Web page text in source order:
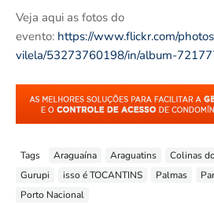
Veja aqui as fotos do
evento: https://www.flickr.com/
vilela/53273760198/in/album-
Tags Araguaína Araguatins Colinas
Gurupi
isso é TOCANTINS Palmas
Porto Nacional